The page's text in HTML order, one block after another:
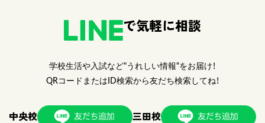
で気軽に相談
学校生活や入試など"うれしい情報"をお届け！
QRコードまたはID検索から友だち検索してね！
中央校 三田校